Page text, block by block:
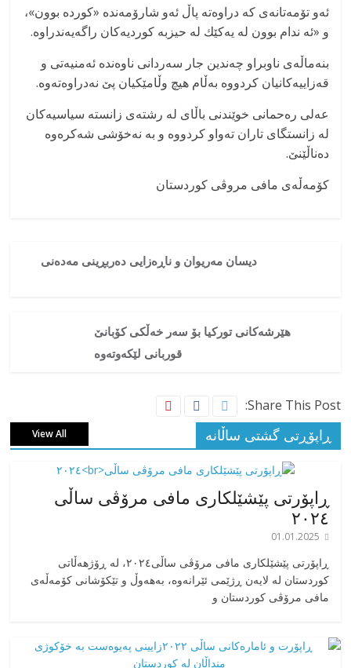
ئەو تۆمەتانەی كە دراوەتە پاڵ ئەو شارۆمەندە «كوردە بوون»،
و «ئه ندام بوون لە یەکێك لە حیزبە كوردیەكان راگەیەندراوە.
بنەماڵەی ناوبراو چەندین جار سەردانی ناوەندە ئەمنیەتی و
قەزاییەكانیان كردووە بەڵام هیچ وڵامێكیان پێ نەدراوەتەوە.
عەلی رەحمانی خوێندنی باڵای لە رشتەی زانستە سیاسیەكان
لە زانستگای تاران تەواو كردووە و بە نەخۆشی شەکرەوە
دەناڵێنێ.
کۆمەڵەی مافی مروڤی کوردستان
دیسان مەریوان و ناڕەزایی دەربڕینی مەدەنی
هێرشەکانی تورکیا بۆ سەر خەڵکی کۆبانێ
قوربانی لێکەوتەوە
Share This Post:
ڕاپۆڕتی گشتی ساڵانه View All
ڕاپۆرتی پێشێلکاری مافی مرۆڤی ساڵی
٢٠٢٤
01.01.2025
‎ڕاپۆرتی پێشێلکاری مافی مرۆڤی ساڵی٢٠٢٤، له ڕۆژهەڵاتی
کوردستان له لایەن ڕژێمی ئێرانەوە، بە‎هەوڵ و تێکۆشانی کۆمەڵەی
مافی مرۆڤی کوردستان و